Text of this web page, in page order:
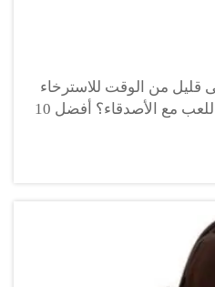
قليل من الوقت للاسترخاء
بعد يوم طويل من التعلم واللعب مع الأصدقاء؟ أفضل 10
الأنيقة لمساعدتك على
في أقصر وقت...